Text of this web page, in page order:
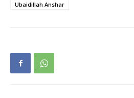
Ubaidillah Anshar